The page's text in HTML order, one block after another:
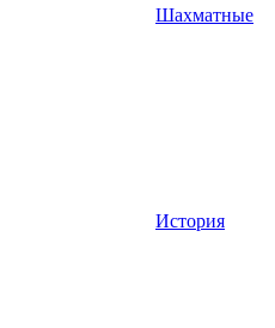
Шахматные
История